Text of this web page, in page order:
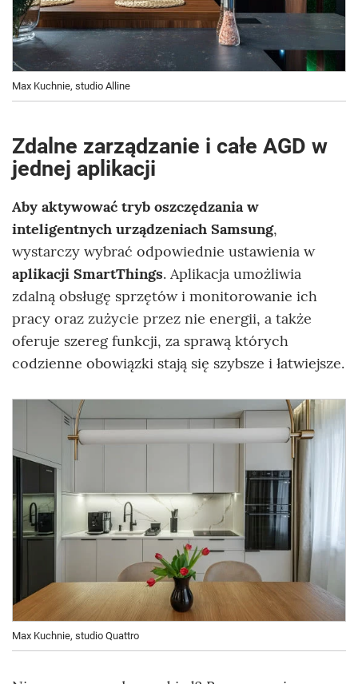
Max Kuchnie, studio Alline
Zdalne zarządzanie i całe AGD w
jednej aplikacji
Aby aktywować tryb oszczędzania w
inteligentnych urządzeniach Samsung,
wystarczy wybrać odpowiednie ustawienia w
aplikacji SmartThings. Aplikacja umożliwia
zdalną obsługę sprzętów i monitorowanie ich
pracy oraz zużycie przez nie energii, a także
oferuje szereg funkcji, za sprawą których
codzienne obowiązki stają się szybsze i łatwiejsze.
Max Kuchnie, studio Quattro